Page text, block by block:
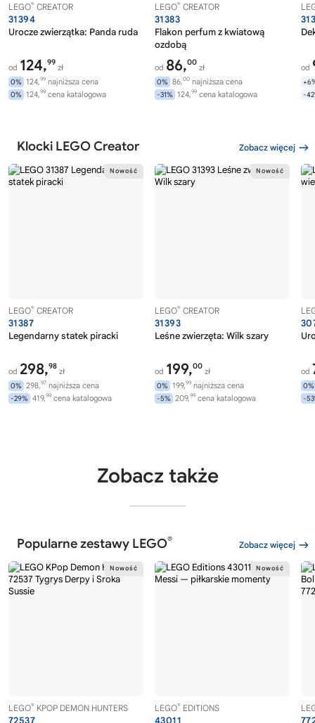
LEGO® CREATOR
31394
Urocze zwierzątka: Panda ruda
od 124,99
zł
0% 124,99 najniższa cena
0% 124,99 cena katalogowa
LEGO® CREATOR
31383
Flakon perfum z kwiatową
ozdobą
od 86,00
zł
0% 86,00 najniższa cena
-31% 124,99 cena katalogowa
od
-
Klocki LEGO Creator Zobacz więcej
LEGO® CREATOR
31387
Legendarny statek piracki
od 298,98
zł
0% 298,97 najniższa cena
-29% 419,99 cena katalogowa
LEGO® CREATOR
31393
Leśne zwierzęta: Wilk szary
od 199,00
zł
0% 199,99 najniższa cena
-5% 209,99 cena katalogowa
od
0%
-
Zobacz także
Popularne zestawy LEGO® Zobacz więcej
LEGO® KPOP DEMON HUNTERS LEGO® EDITIONS